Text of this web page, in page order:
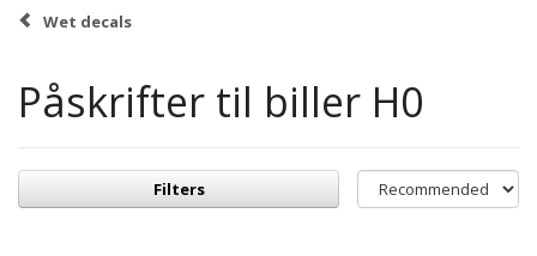
Wet decals
Påskrifter til biller H0
Filters